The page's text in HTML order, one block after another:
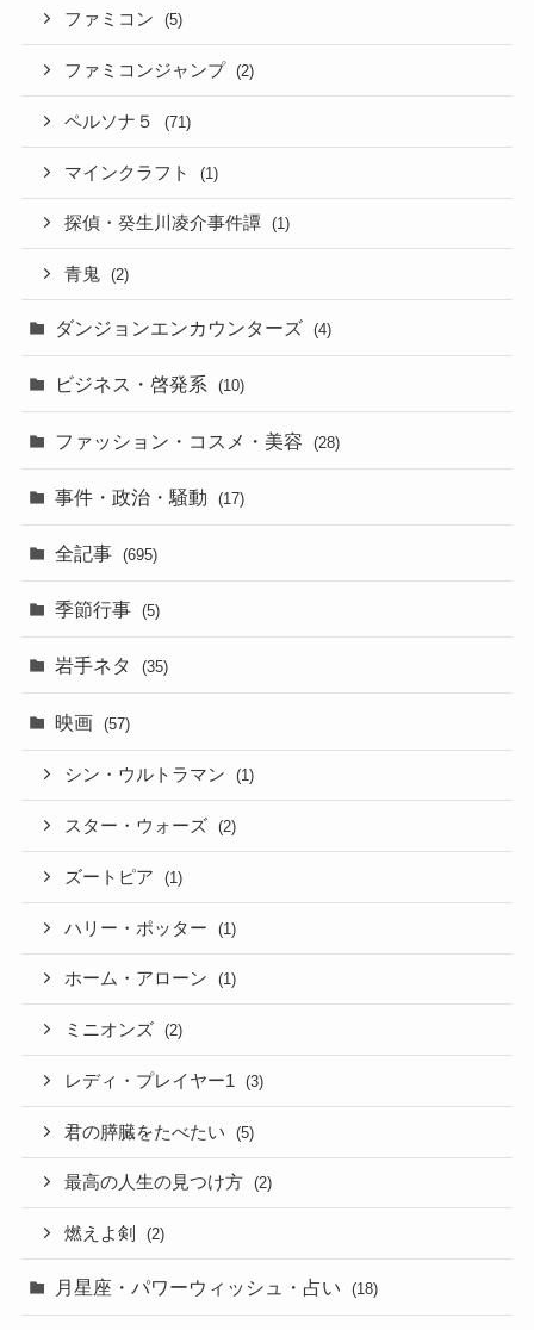
ファミコン (5)
ファミコンジャンプ (2)
ペルソナ５ (71)
マインクラフト (1)
探偵・癸生川凌介事件譚 (1)
青鬼 (2)
ダンジョンエンカウンターズ (4)
ビジネス・啓発系 (10)
ファッション・コスメ・美容 (28)
事件・政治・騒動 (17)
全記事 (695)
季節行事 (5)
岩手ネタ (35)
映画 (57)
シン・ウルトラマン (1)
スター・ウォーズ (2)
ズートピア (1)
ハリー・ポッター (1)
ホーム・アローン (1)
ミニオンズ (2)
レディ・プレイヤー1 (3)
君の膵臓をたべたい (5)
最高の人生の見つけ方 (2)
燃えよ剣 (2)
月星座・パワーウィッシュ・占い (18)